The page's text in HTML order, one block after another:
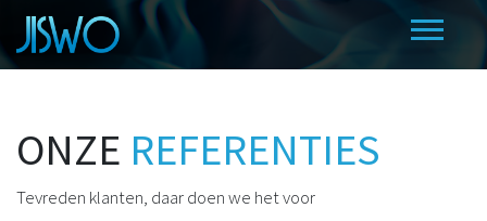
ONZE REFERENTIES
Tevreden klanten, daar doen we het voor